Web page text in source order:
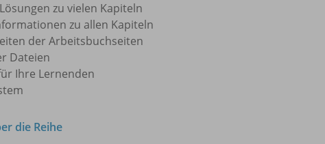
zu vielen Kapiteln
zu allen Kapiteln
der Arbeitsbuchseiten
Dateien
Ihre Lernenden
die Reihe